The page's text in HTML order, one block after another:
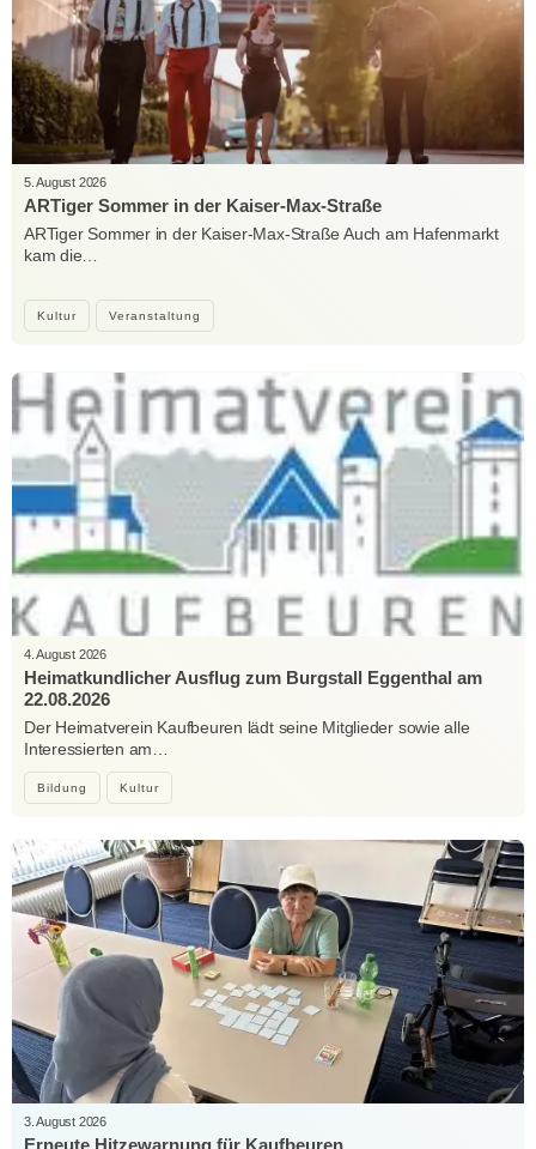
Kultur Veranstaltung
5. August 2026
ARTiger Sommer in der Kaiser-Max-Straße
ARTiger Sommer in der Kaiser-Max-Straße Auch am Hafenmarkt
kam die…
Bildung Kultur
4. August 2026
Heimatkundlicher Ausflug zum Burgstall Eggenthal am
22.08.2026
Der Heimatverein Kaufbeuren lädt seine Mitglieder sowie alle
Interessierten am…
3. August 2026